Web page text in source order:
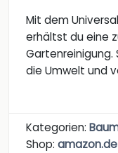
Mit dem
erhältst du eine
Gartenreinigung.
die Umwelt und
Kategorien:
Shop: amazon.de